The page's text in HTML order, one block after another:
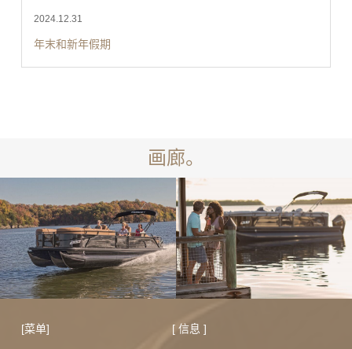
2024.12.31
年末和新年假期
画廊。
[菜单] [ 信息 ]